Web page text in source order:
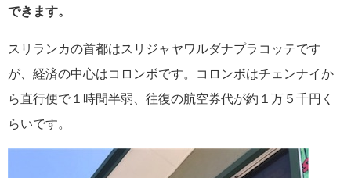
できます。
スリランカの首都はスリジャヤワルダナプラコッテです
が、経済の中心はコロンボです。コロンボはチェンナイか
ら直行便で１時間半弱、往復の航空券代が約１万５千円く
らいです。